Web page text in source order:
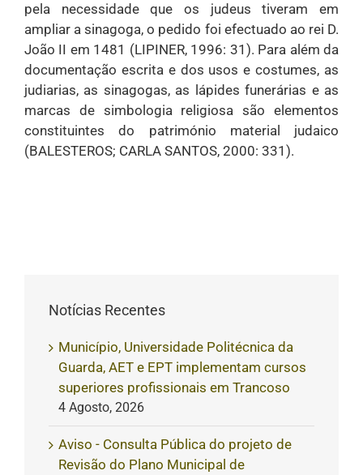
pela necessidade que os judeus tiveram em
ampliar a sinagoga, o pedido foi efectuado ao rei D.
João II em 1481 (LIPINER, 1996: 31). Para além da
documentação escrita e dos usos e costumes, as
judiarias, as sinagogas, as lápides funerárias e as
marcas de simbologia religiosa são elementos
constituintes do património material judaico
(BALESTEROS; CARLA SANTOS, 2000: 331).
Notícias Recentes
Município, Universidade Politécnica da
Guarda, AET e EPT implementam cursos
superiores profissionais em Trancoso
4 Agosto, 2026
Aviso - Consulta Pública do projeto de
Revisão do Plano Municipal de